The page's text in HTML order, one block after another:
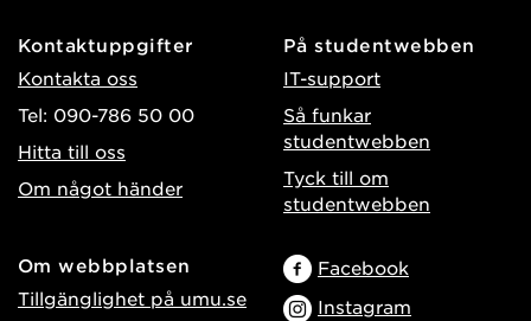
Kontaktuppgifter
Kontakta oss
Tel: 090-786 50 00
Hitta till oss
Om något händer
På studentwebben
IT-support
Så funkar
studentwebben
Tyck till om
studentwebben
Om webbplatsen
Tillgänglighet på umu.se
Facebook
Instagram